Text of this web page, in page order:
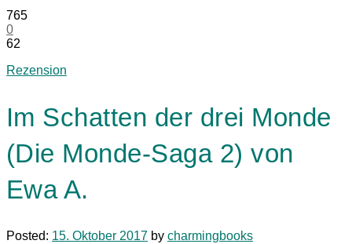
765
0
62
Rezension
Im Schatten der drei Monde
(Die Monde-Saga 2) von
Ewa A.
Posted: 15. Oktober 2017 by charmingbooks